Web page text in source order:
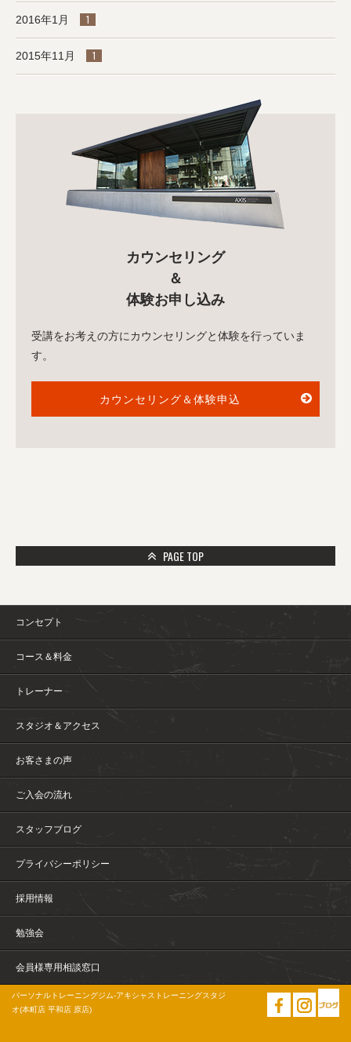
2016年1月 1
2015年11月 1
カウンセリング
＆
体験お申し込み
受講をお考えの方にカウンセリングと体験を行っていま
す。
カウンセリング＆体験申込
PAGE TOP
コンセプト
コース＆料金
トレーナー
スタジオ＆アクセス
お客さまの声
ご入会の流れ
スタッフブログ
プライバシーポリシー
採用情報
勉強会
会員様専用相談窓口
パーソナルトレーニングジム-アキシャストレーニングスタジ
オ(本町店 平和店 原店)